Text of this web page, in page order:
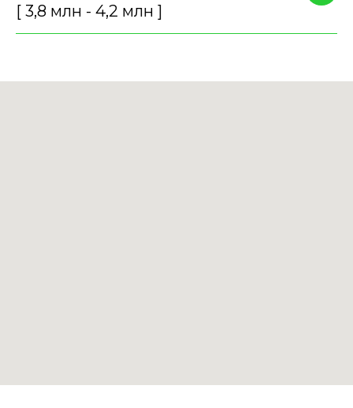
[ 3,8 млн - 4,2 млн ]